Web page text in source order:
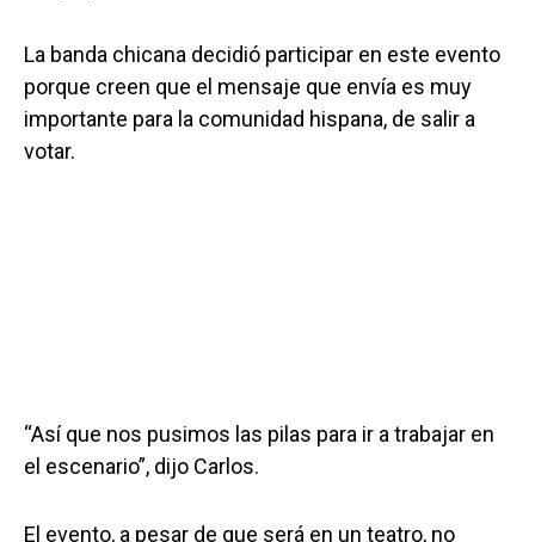
La banda chicana decidió participar en este evento
porque creen que el mensaje que envía es muy
importante para la comunidad hispana, de salir a
votar.
“Así que nos pusimos las pilas para ir a trabajar en
el escenario”, dijo Carlos.
El evento, a pesar de que será en un teatro, no